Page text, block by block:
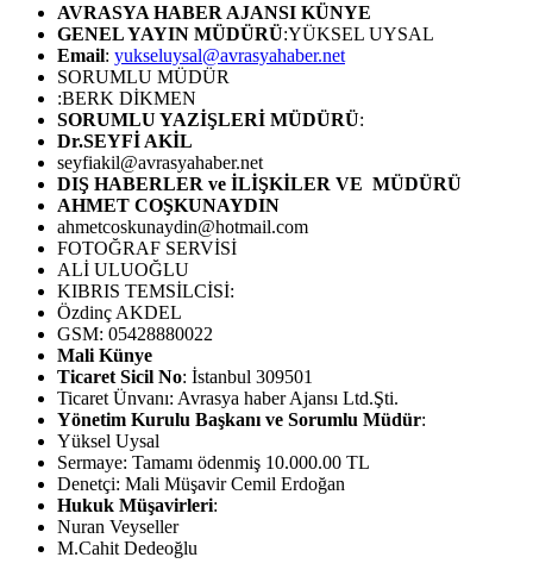
AVRASYA HABER AJANSI KÜNYE
GENEL YAYIN MÜDÜRÜ:YÜKSEL UYSAL
Email: yukseluysal@avrasyahaber.net
SORUMLU MÜDÜR
:BERK DİKMEN
SORUMLU YAZİŞLERİ MÜDÜRÜ:
Dr.SEYFİ AKİL
seyfiakil@avrasyahaber.net
DIŞ HABERLER ve İLİŞKİLER VE MÜDÜRÜ
AHMET COŞKUNAYDIN
ahmetcoskunaydin@hotmail.com
FOTOĞRAF SERVİSİ
ALİ ULUOĞLU
KIBRIS TEMSİLCİSİ:
Özdinç AKDEL
GSM: 05428880022
Mali Künye
Ticaret Sicil No: İstanbul 309501
Ticaret Ünvanı: Avrasya haber Ajansı Ltd.Şti.
Yönetim Kurulu Başkanı ve Sorumlu Müdür:
Yüksel Uysal
Sermaye: Tamamı ödenmiş 10.000.00 TL
Denetçi: Mali Müşavir Cemil Erdoğan
Hukuk Müşavirleri:
Nuran Veyseller
M.Cahit Dedeoğlu